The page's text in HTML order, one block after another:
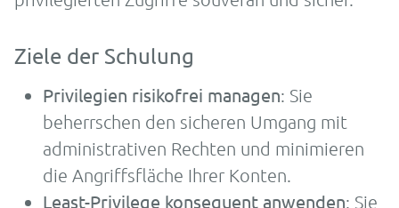
Ziele der Schulung
Privilegien risikofrei managen: Sie
beherrschen den sicheren Umgang mit
administrativen Rechten und minimieren
die Angriffsfläche Ihrer Konten.
Least-Privilege konsequent anwenden: Sie